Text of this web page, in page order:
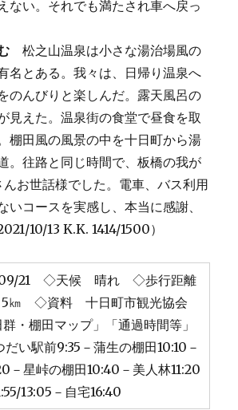
ない。それでも満たされ車へ戻っ
松之山温泉は小さな湯治場風の
名とある。我々は、日帰り温泉へ
のんびりと楽しんだ。露天風呂の
見えた。温泉街の食堂で昼食を取
棚田風の風景の中を十日町から湯
。往路と同じ時間で、板橋の我が
んお世話様でした。電車、バス利用
いコースを実感し、本当に感謝、
10/13 K.K. 1414/1500）
21 ◇天候 晴れ ◇歩行距離
◇資料 十日町市観光協会
群・棚田マップ」「通過時間等」
い駅前9:35－蒲生の棚田10:10－
－星峠の棚田10:40－美人林11:20
13:05－自宅16:40